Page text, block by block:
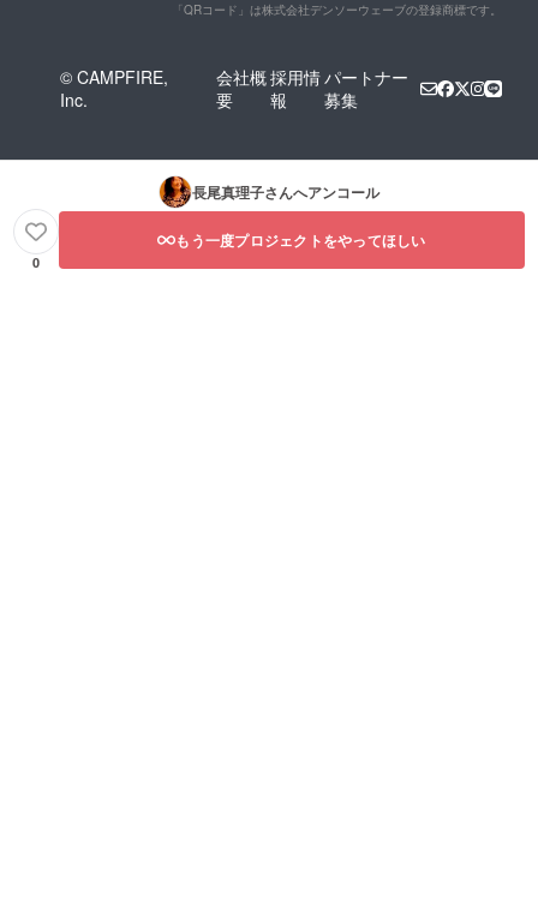
「QRコード」は株式会社デンソーウェーブの登録商標です。
© CAMPFIRE,
Inc.
会社概
要
採用情
報
パートナー
募集
長尾真理子さんへアンコール
0
もう一度プロジェクトをやってほしい